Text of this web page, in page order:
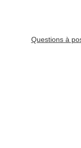
Questions à